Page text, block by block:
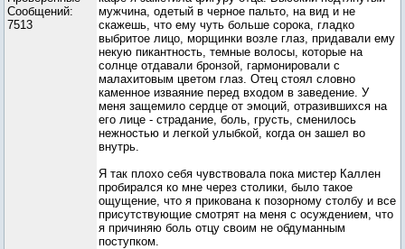
Сообщений:
7513
мужчина, одетый в черное пальто, на вид и не
скажешь, что ему чуть больше сорока, гладко
выбритое лицо, морщинки возле глаз, придавали ему
некую пикантность, темные волосы, которые на
солнце отдавали бронзой, гармонировали с
малахитовым цветом глаз. Отец стоял словно
каменное изваяние перед входом в заведение. У
меня защемило сердце от эмоций, отразившихся на
его лице - страдание, боль, грусть, сменилось
нежностью и легкой улыбкой, когда он зашел во
внутрь.
Я так плохо себя чувствовала пока мистер Каллен
пробирался ко мне через столики, было такое
ощущение, что я прикована к позорному столбу и все
присутствующие смотрят на меня с осуждением, что
я причиняю боль отцу своим не обдуманным
поступком.